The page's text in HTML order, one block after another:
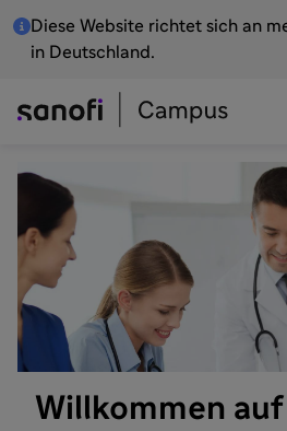
Diese Website richtet sich an
in Deutschland.
Willkommen